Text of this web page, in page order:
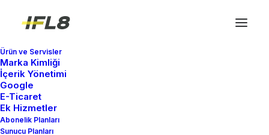
Ürün ve Servisler
Marka Kimliği
İçerik Yönetimi
Google
E-Ticaret
Ek Hizmetler
Abonelik Planları
Sunucu Planları